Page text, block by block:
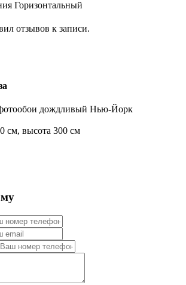
Горизонтальный
отзывов к записи.
дождливый Нью-Йорк
см, высота 300 см